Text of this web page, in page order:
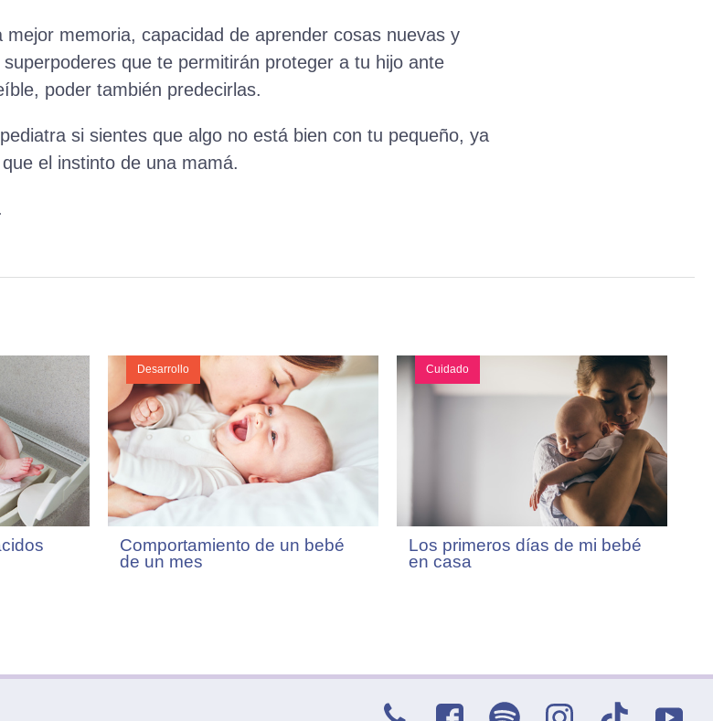
memoria, capacidad de aprender cosas nuevas y
que te permitirán proteger a tu hijo ante
poder también predecirlas.
si sientes que algo no está bien con tu pequeño, ya
el instinto de una mamá.
Desarrollo
Comportamiento de un bebé
de un mes
Cuidado
Los primeros días de mi bebé
en casa